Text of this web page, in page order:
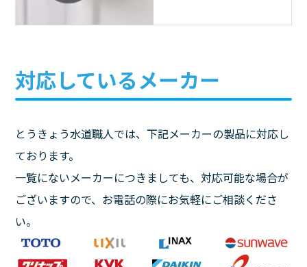
対応しているメーカー
とうきょう水道職人では、下記メーカーの製品に対応し
ております。
一覧にないメーカーにつきましても、対応可能な場合が
ございますので、お電話の際にお気軽にご相談くださ
い。